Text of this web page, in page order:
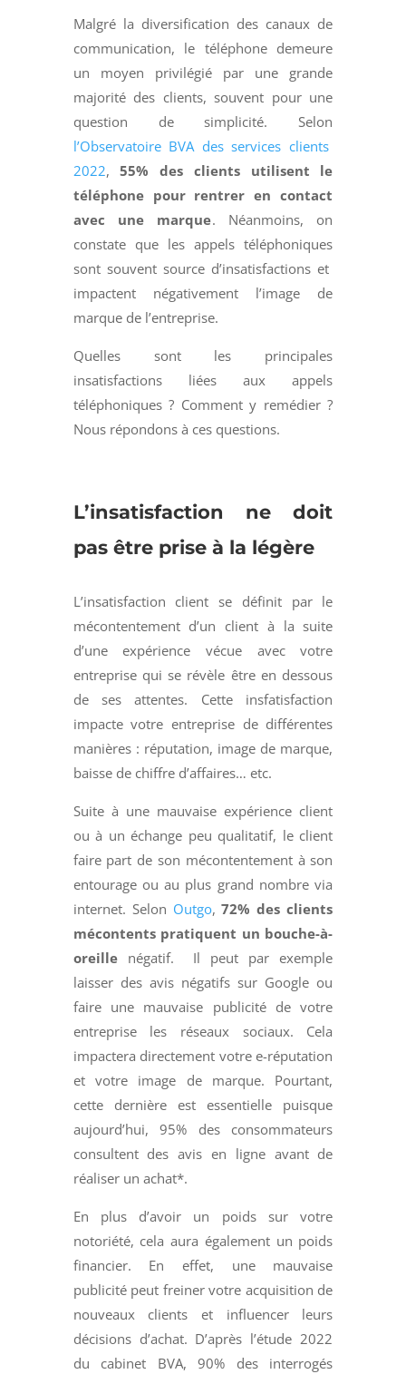
Malgré la diversification des canaux de
communication, le téléphone demeure
un moyen privilégié par une grande
majorité des clients, souvent pour une
question de simplicité.Selon
l’Observatoire BVA des services clients
2022,55% des clients utilisent le
téléphone pour rentrer en contact
avec une marque. Néanmoins, on
constate que les appels téléphoniques
sont souvent source d’insatisfactions et
impactent négativement l’image de
marque de l’entreprise.
Quelles sont les principales
insatisfactions liées aux appels
téléphoniques ? Comment y remédier ?
Nous répondons à ces questions.
L’insatisfaction ne doit
pas être prise à la légère
L’insatisfaction client se définit par le
mécontentement d’un client à la suite
d’une expérience vécue avec votre
entreprise qui se révèle être en dessous
de ses attentes. Cette insfatisfaction
impacte votre entreprise de différentes
manières : réputation, image de marque,
baisse de chiffre d’affaires… etc.
Suite à une mauvaise expérience client
ou à un échange peu qualitatif, le client
faire part de son mécontentement à son
entourage ou au plus grand nombre via
internet. Selon Outgo,72% des clients
mécontents pratiquent un bouche-à-
oreillenégatif. Il peut par exemple
laisser des avis négatifs sur Google ou
faire une mauvaise publicité de votre
entreprise les réseaux sociaux. Cela
impactera directement votre e-réputation
et votre image de marque. Pourtant,
cette dernière est essentielle puisque
aujourd’hui, 95% des consommateurs
consultent des avis en ligne avant de
réaliser un achat*.
En plus d’avoir un poids sur votre
notoriété, cela aura également un poids
financier. En effet, une mauvaise
publicité peut freiner votre acquisition de
nouveaux clients et influencer leurs
décisions d’achat. D’après l’étude 2022
du cabinet BVA, 90% des interrogés